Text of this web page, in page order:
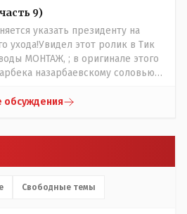
на века построить слабо.....Вы
большой учёный прошлись
сколько было
время и в наше.......
9)
указать президенту на
ухода!Увидел этот ролик в Тик
МОНТАЖ, ; в оригинале этого
назарбаевскому соловью
или МАРИОНЕТКИ власти и
его как бы и якобы
разрешения АП - и шага,
и МОНОТОННАЯ и полностью
обсуждения
Свободные темы